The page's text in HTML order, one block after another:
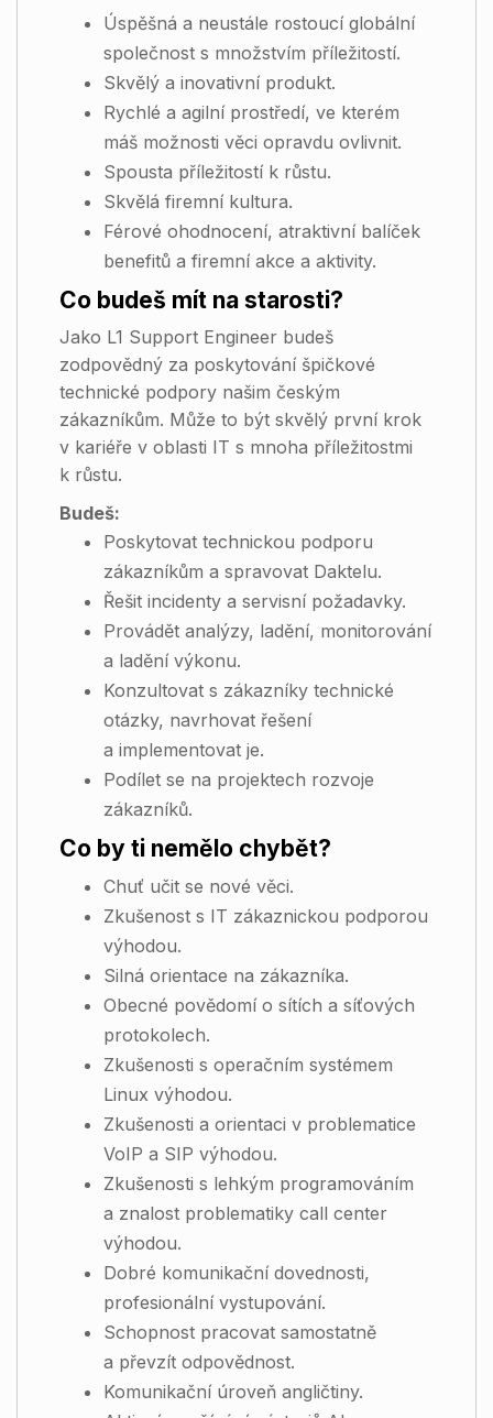
Úspěšná a neustále rostoucí globální
společnost s množstvím příležitostí.
Skvělý a inovativní produkt.
Rychlé a agilní prostředí, ve kterém
máš možnosti věci opravdu ovlivnit.
Spousta příležitostí k růstu.
Skvělá firemní kultura.
Férové ohodnocení, atraktivní balíček
benefitů a firemní akce a aktivity.
Co budeš mít na starosti?
Jako L1 Support Engineer budeš
zodpovědný za poskytování špičkové
technické podpory našim českým
zákazníkům. Může to být skvělý první krok
v kariéře v oblasti IT s mnoha příležitostmi
k růstu.
Budeš:
Poskytovat technickou podporu
zákazníkům a spravovat Daktelu.
Řešit incidenty a servisní požadavky.
Provádět analýzy, ladění, monitorování
a ladění výkonu.
Konzultovat s zákazníky technické
otázky, navrhovat řešení
a implementovat je.
Podílet se na projektech rozvoje
zákazníků.
Co by ti nemělo chybět?
Chuť učit se nové věci.
Zkušenost s IT zákaznickou podporou
výhodou.
Silná orientace na zákazníka.
Obecné povědomí o sítích a síťových
protokolech.
Zkušenosti s operačním systémem
Linux výhodou.
Zkušenosti a orientaci v problematice
VoIP a SIP výhodou.
Zkušenosti s lehkým programováním
a znalost problematiky call center
výhodou.
Dobré komunikační dovednosti,
profesionální vystupování.
Schopnost pracovat samostatně
a převzít odpovědnost.
Komunikační úroveň angličtiny.